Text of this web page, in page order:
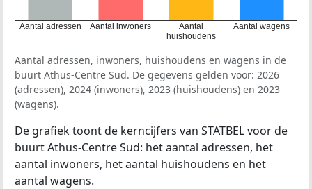
Aantal adressen Aantal inwoners
Aantal
huishoudens
Aantal wagens
Aantal adressen, inwoners, huishoudens en wagens in de
buurt Athus-Centre Sud. De gegevens gelden voor: 2026
(adressen), 2024 (inwoners), 2023 (huishoudens) en 2023
(wagens).
De grafiek toont de kerncijfers van STATBEL voor de
buurt Athus-Centre Sud: het aantal adressen, het
aantal inwoners, het aantal huishoudens en het
aantal wagens.